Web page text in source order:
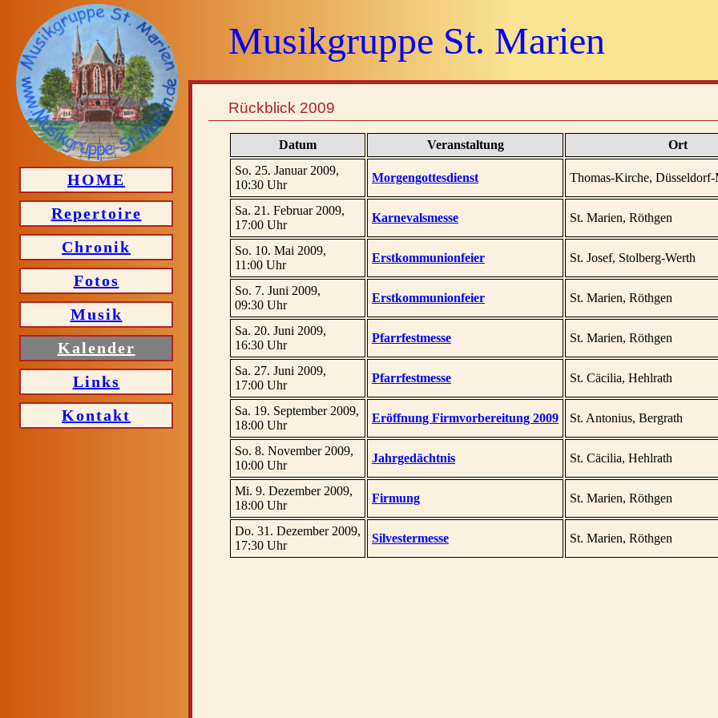
Musikgruppe St. Marien
HOME
Repertoire
Chronik
Fotos
Musik
Kalender
Links
Kontakt
Rückblick 2009
Datum Veranstaltung
Ort
So. 25. Januar 2009,
10:30 Uhr
Morgengottesdienst Thomas-Kirche, Düsseldorf-
Sa. 21. Februar 2009,
17:00 Uhr
Karnevalsmesse St. Marien, Röthgen
So. 10. Mai 2009,
11:00 Uhr
Erstkommunionfeier St. Josef, Stolberg-Werth
So. 7. Juni 2009,
09:30 Uhr
Erstkommunionfeier St. Marien, Röthgen
Sa. 20. Juni 2009,
16:30 Uhr
Pfarrfestmesse St. Marien, Röthgen
Sa. 27. Juni 2009,
17:00 Uhr
Pfarrfestmesse St. Cäcilia, Hehlrath
Sa. 19. September 2009,
18:00 Uhr
Eröffnung Firmvorbereitung 2009 St. Antonius, Bergrath
So. 8. November 2009,
10:00 Uhr
Jahrgedächtnis St. Cäcilia, Hehlrath
Mi. 9. Dezember 2009,
18:00 Uhr
Firmung St. Marien, Röthgen
Do. 31. Dezember 2009,
17:30 Uhr
Silvestermesse St. Marien, Röthgen